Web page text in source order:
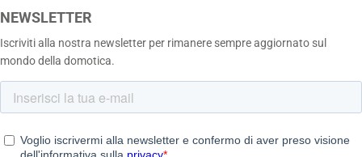
NEWSLETTER
Iscriviti alla nostra newsletter per rimanere sempre aggiornato sul
mondo della domotica.